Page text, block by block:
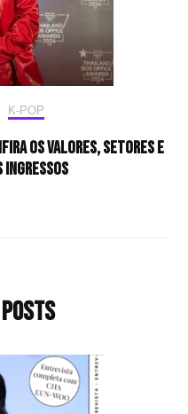
K-POP
os valores, setores e
ingressos